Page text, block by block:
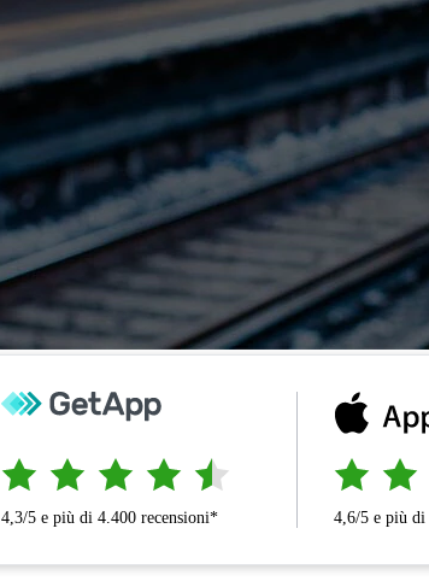
4,3/5 e più di 4.400 recensioni* 4,6/5 e più di